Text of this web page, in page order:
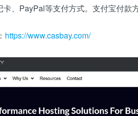
卡、PayPal等支付方式。支付宝付款
https://www.casbay.com/